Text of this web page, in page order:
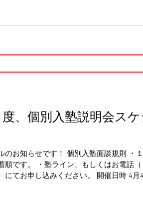
、個別入塾説明会スケ
のお知らせです！ 個別入塾面談規則 ・
順です。 ・塾ライン、もしくはお電話（
にてお申し込みください。 開催日時 4月4